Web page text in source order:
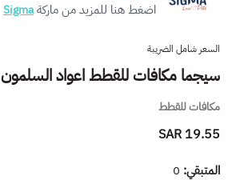
اضغط هنا للمزيد من ماركةSigma
السعر شامل الضريبة
سيجما مكافات للقطط اعواد السلمون 3*5g
مكافات للقطط
19.55 SAR
المتبقي: 0